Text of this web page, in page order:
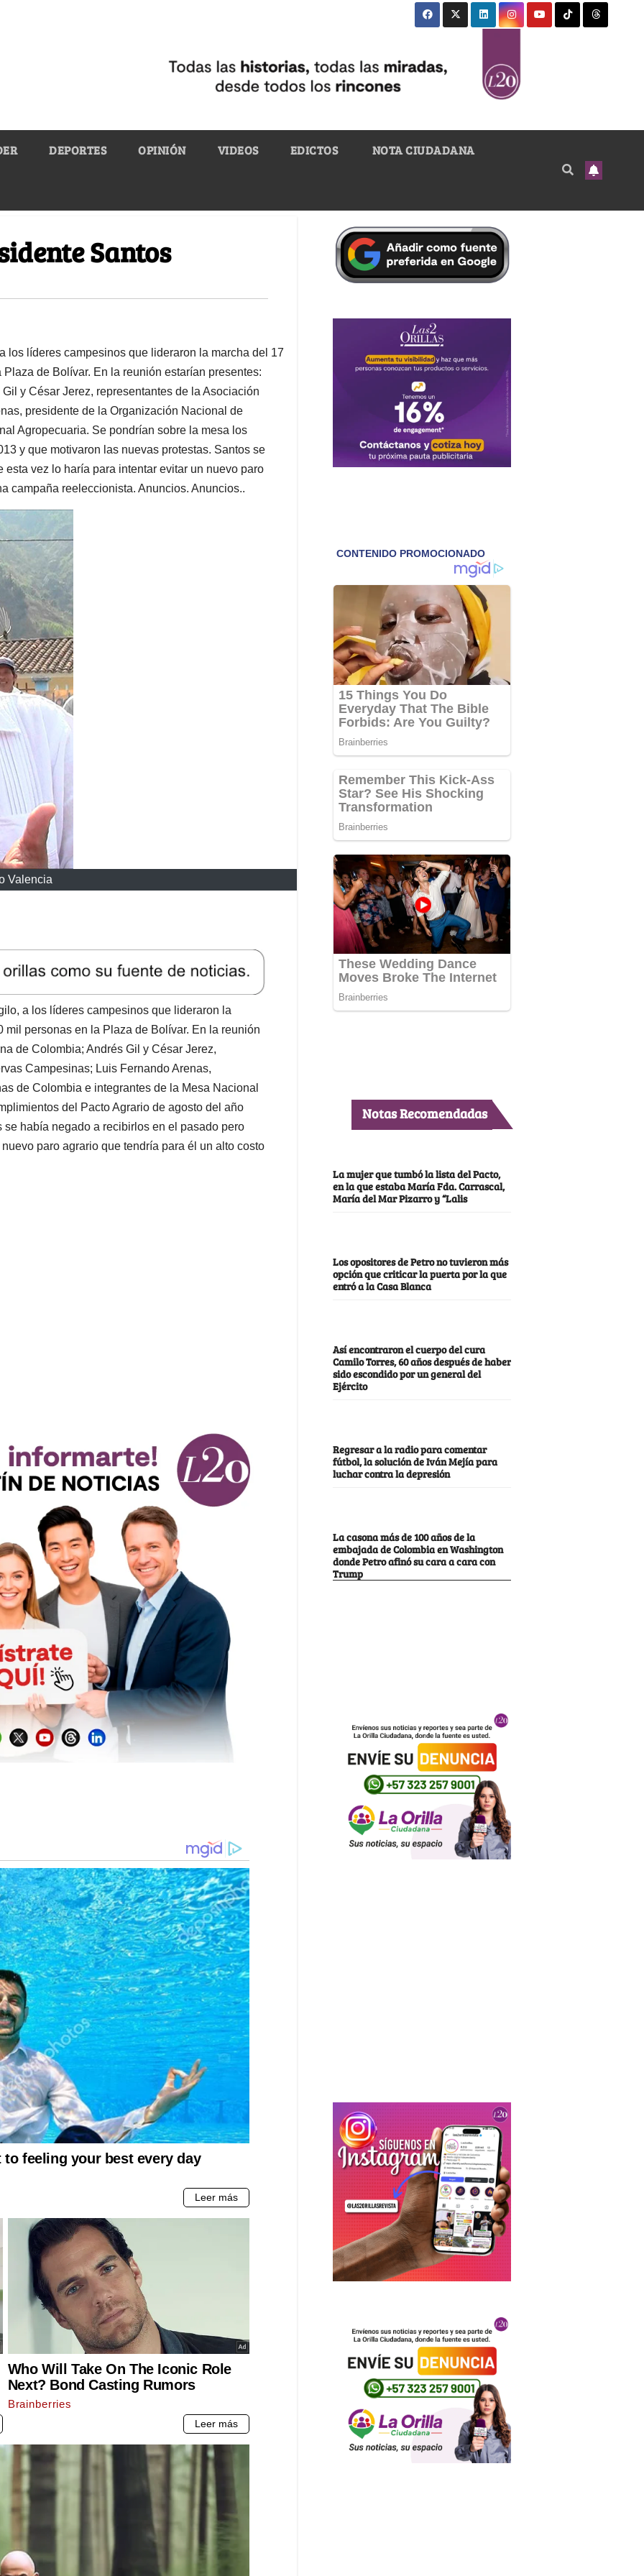
DEPORTES OPINIÓN VIDEOS EDICTOS NOTA CIUDADANA
Santos
los líderes campesinos que lideraron la marcha del 17
de Bolívar. En la reunión estarían presentes:
y César Jerez, representantes de la Asociación
presidente de la Organización Nacional de
Agropecuaria. Se pondrían sobre la mesa los
y que motivaron las nuevas protestas. Santos se
vez lo haría para intentar evitar un nuevo paro
campaña reeleccionista. Anuncios. Anuncios..
Valencia
a los líderes campesinos que lideraron la
personas en la Plaza de Bolívar. En la reunión
de Colombia; Andrés Gil y César Jerez,
Campesinas; Luis Fernando Arenas,
de Colombia e integrantes de la Mesa Nacional
del Pacto Agrario de agosto del año
había negado a recibirlos en el pasado pero
paro agrario que tendría para él un alto costo
Notas Recomendadas
La mujer que tumbó la lista del Pacto,
en la que estaba María Fda. Carrascal,
María del Mar Pizarro y “Lalis
Los opositores de Petro no tuvieron más
opción que criticar la puerta por la que
entró a la Casa Blanca
Así encontraron el cuerpo del cura
Camilo Torres, 60 años después de haber
sido escondido por un general del
Ejército
Regresar a la radio para comentar
fútbol, la solución de Iván Mejía para
luchar contra la depresión
La casona más de 100 años de la
embajada de Colombia en Washington
donde Petro afinó su cara a cara con
Trump